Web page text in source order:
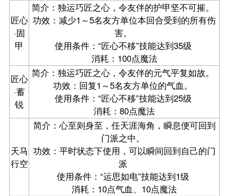
匠心
·固
甲
简介：独运巧匠之心，令友伴的护甲坚不可摧。
功效：减少1～5名友方单位本回合受到的所有伤
害。
使用条件：“匠心不移”技能达到35级
消耗：100点魔法
匠心
·蓄
锐
简介：独运巧匠之心，令友伴的元气平复如故。
功效：回复1～5名友方单位的气血。
使用条件：“匠心不移”技能达到25级
消耗：80点魔法
天马
行空
简介：心至则身至，任天涯海角，瞬息便可回到
门派之中。
功效：平时状态下使用，可以瞬间回到自己的门
派
使用条件：“运思如电”技能达到1级
消耗：10点气血、10点魔法